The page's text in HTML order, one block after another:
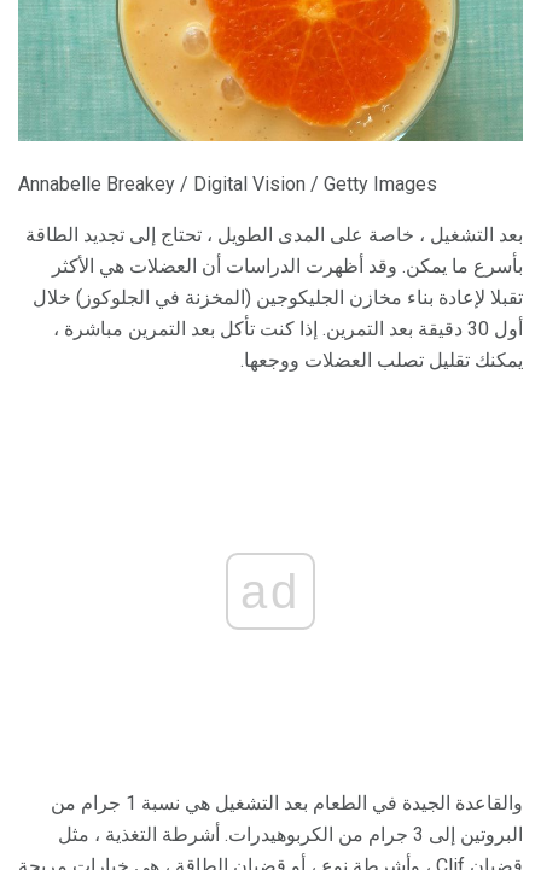
Annabelle Breakey / Digital Vision / Getty Images
بعد التشغيل ، خاصة على المدى الطويل ، تحتاج إلى تجديد الطاقة
بأسرع ما يمكن. وقد أظهرت الدراسات أن العضلات هي الأكثر
تقبلا لإعادة بناء مخازن الجليكوجين (المخزنة في الجلوكوز) خلال
أول 30 دقيقة بعد التمرين. إذا كنت تأكل بعد التمرين مباشرة ،
يمكنك تقليل تصلب العضلات ووجعها.
ad
والقاعدة الجيدة في الطعام بعد التشغيل هي نسبة 1 جرام من
البروتين إلى 3 جرام من الكربوهيدرات. أشرطة التغذية ، مثل